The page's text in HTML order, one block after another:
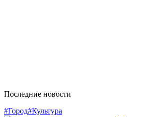
Последние новости
#Город#Культура